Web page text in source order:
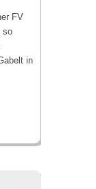
FV
so
in